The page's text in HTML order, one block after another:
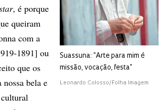
Suassuna: “Arte para mim é
missão, vocação, festa”
Leonardo Colosso/Folha Imagem
, é porque
queiram
com a
1891] ou
que os
bela e